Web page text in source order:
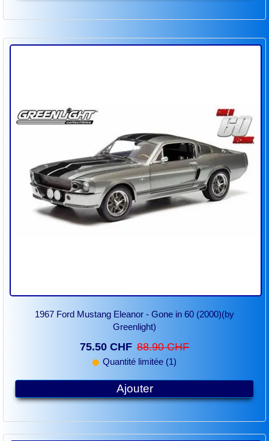
1967 Ford Mustang Eleanor - Gone in 60 (2000)(by
Greenlight)
75.50 CHF 88.90 CHF
Quantité limitée (1)
Ajouter